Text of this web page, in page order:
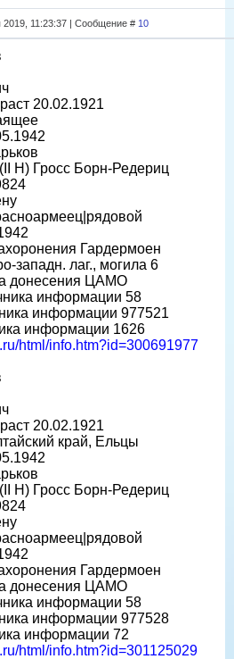
2019, 11:23:37 | Сообщение # 10
20.02.1921
H) Гросс Борн-Редериц
Гардермоен
западн. лаг., могила 6
донесения ЦАМО
информации 58
информации 977521
информации 1626
html/info.htm?id=300691977
20.02.1921
край, Ельцы
H) Гросс Борн-Редериц
Гардермоен
донесения ЦАМО
информации 58
информации 977528
информации 72
html/info.htm?id=301125029